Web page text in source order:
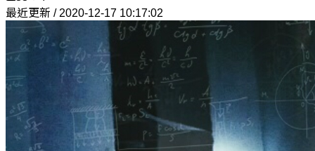
最近更新 / 2020-12-17 10:17:02